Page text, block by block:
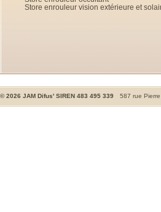
Store enrouleur vision extérieure et
©2026 JAM Difus' SIREN 483 495 339 587 rue